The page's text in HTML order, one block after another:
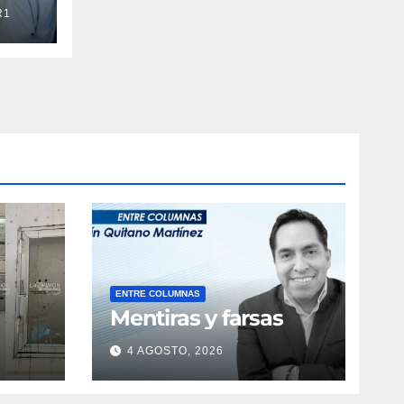
ENTRE COLUMNAS
Mentiras y farsas
4 AGOSTO, 2026